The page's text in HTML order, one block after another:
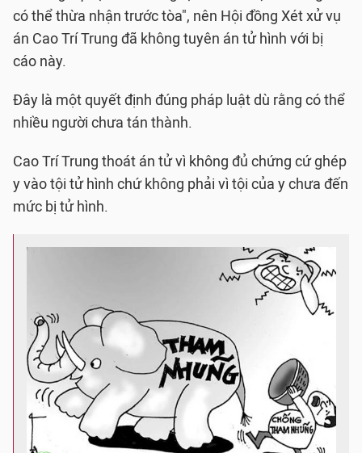
có thể thừa nhận trước tòa", nên Hội đồng Xét xử vụ
án Cao Trí Trung đã không tuyên án tử hình với bị
cáo này.
Đây là một quyết định đúng pháp luật dù rằng có thể
nhiều người chưa tán thành.
Cao Trí Trung thoát án tử vì không đủ chứng cứ ghép
y vào tội tử hình chứ không phải vì tội của y chưa đến
mức bị tử hình.